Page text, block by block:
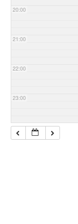
20:00
21:00
22:00
23:00